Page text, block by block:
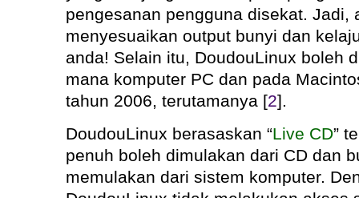
pengesanan pengguna disekat. Jadi,
menyesuaikan output bunyi dan
anda! Selain itu, DoudouLinux boleh
mana komputer PC dan pada
tahun 2006, terutamanya [2].
DoudouLinux berasaskan “Live CD”
penuh boleh dimulakan dari CD dan
memulakan dari sistem komputer.